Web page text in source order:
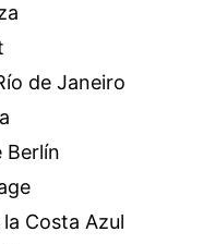
de Janeiro
Berlín
Costa Azul